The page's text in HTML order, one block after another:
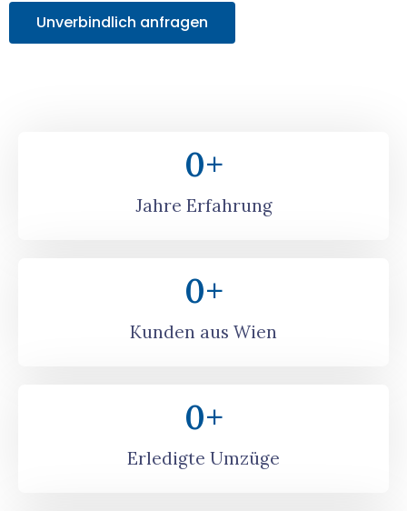
Unverbindlich anfragen
Jahre Erfahrung
0+
Kunden aus Wien
0+
Erledigte Umzüge
0+